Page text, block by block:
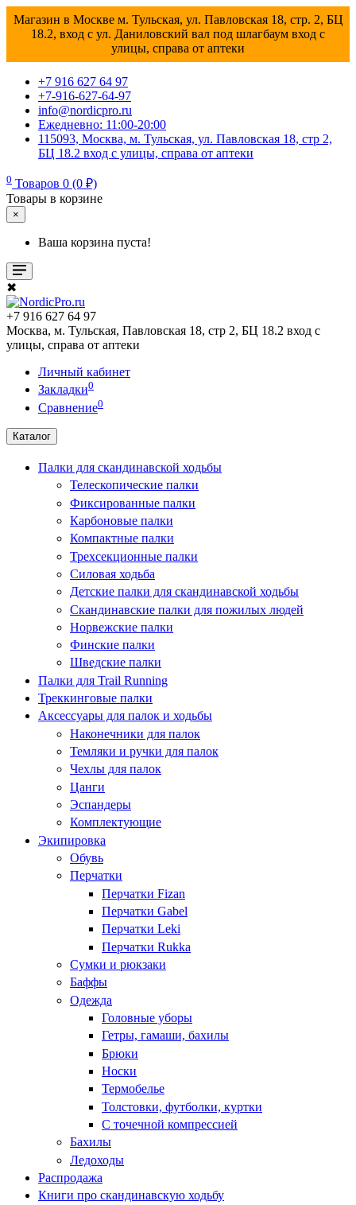
Магазин в Москве м. Тульская, ул. Павловская 18, стр. 2, БЦ
18.2, вход с ул. Даниловский вал под шлагбаум вход с
улицы, справа от аптеки
+7 916 627 64 97
+7-916-627-64-97
info@nordicpro.ru
Ежедневно: 11:00-20:00
115093, Москва, м. Тульская, ул. Павловская 18, стр 2,
БЦ 18.2 вход с улицы, справа от аптеки
0 Товаров 0 (0 ₽)
Товары в корзине
×
Ваша корзина пуста!
✖
+7 916 627 64 97
Москва, м. Тульская, Павловская 18, стр 2, БЦ 18.2 вход с
улицы, справа от аптеки
Личный кабинет
Закладки0
Сравнение0
Каталог
Палки для скандинавской ходьбы
Телескопические палки
Фиксированные палки
Карбоновые палки
Компактные палки
Трехсекционные палки
Силовая ходьба
Детские палки для скандинавской ходьбы
Скандинавские палки для пожилых людей
Норвежские палки
Финские палки
Шведские палки
Палки для Trail Running
Треккинговые палки
Аксессуары для палок и ходьбы
Наконечники для палок
Темляки и ручки для палок
Чехлы для палок
Цанги
Эспандеры
Комплектующие
Экипировка
Обувь
Перчатки
Перчатки Fizan
Перчатки Gabel
Перчатки Leki
Перчатки Rukka
Сумки и рюкзаки
Баффы
Одежда
Головные уборы
Гетры, гамаши, бахилы
Брюки
Носки
Термобелье
Толстовки, футболки, куртки
С точечной компрессией
Бахилы
Ледоходы
Распродажа
Книги про скандинавскую ходьбу